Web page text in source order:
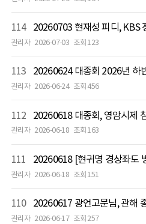
114 20260703 현재성 피디, KBS
관리자 2026-07-03 조회 123
113 20260624 대종회 2026년 하
관리자 2026-06-24 조회 456
112 20260618 대종회, 영암시제
관리자 2026-06-18 조회 163
111 20260618 [현귀명 경상좌도 병마절
관리자 2026-06-18 조회 151
110 20260617 광언고문님, 관해
관리자 2026-06-17 조회 257